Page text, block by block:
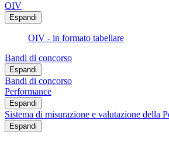
OIV
Espandi
OIV - in formato tabellare
Bandi di concorso
Espandi
Bandi di concorso
Performance
Espandi
Sistema di misurazione e valutazione della
Espandi